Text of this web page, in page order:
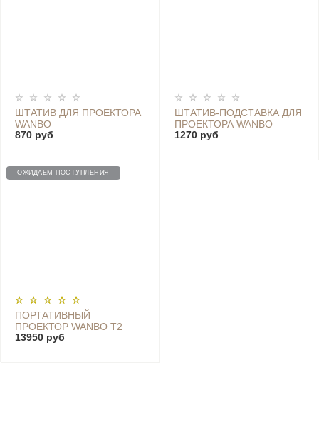
ШТАТИВ ДЛЯ ПРОЕКТОРА
WANBO
870 руб
ШТАТИВ-ПОДСТАВКА ДЛЯ
ПРОЕКТОРА WANBO
1270 руб
ОЖИДАЕМ ПОСТУПЛЕНИЯ
ПОРТАТИВНЫЙ
ПРОЕКТОР WANBO T2
MAX SMART PROJECTOR
13950 руб